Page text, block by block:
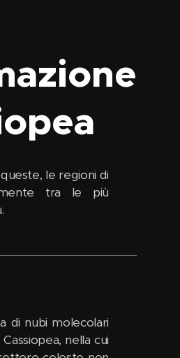
le regioni di
tra le più
di nubi molecolari
nella cui